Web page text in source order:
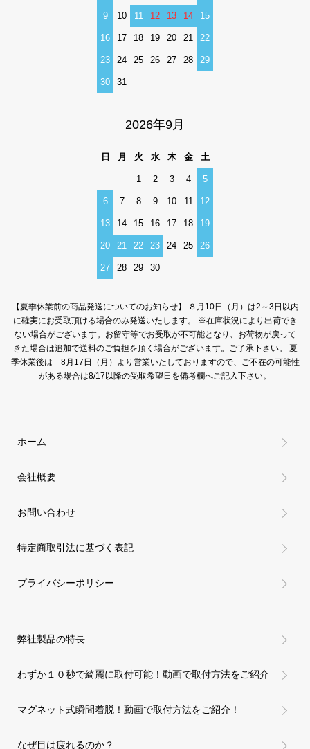
9 10 11 12 13 14 15
16 17 18 19 20 21 22
23 24 25 26 27 28 29
30 31
2026年9月
日 月 火 水 木 金 土
1 2 3 4 5
6 7 8 9 10 11 12
13 14 15 16 17 18 19
20 21 22 23 24 25 26
27 28 29 30
【夏季休業前の商品発送についてのお知らせ】 ８月10日（月）は2～3日以内
に確実にお受取頂ける場合のみ発送いたします。 ※在庫状況により出荷でき
ない場合がございます。お留守等でお受取が不可能となり、お荷物が戻って
きた場合は追加で送料のご負担を頂く場合がございます。ご了承下さい。 夏
季休業後は 8月17日（月）より営業いたしておりますので、ご不在の可能性
がある場合は8/17以降の受取希望日を備考欄へご記入下さい。
ホーム
会社概要
お問い合わせ
特定商取引法に基づく表記
プライバシーポリシー
弊社製品の特長
わずか１０秒で綺麗に取付可能！動画で取付方法をご紹介
マグネット式瞬間着脱！動画で取付方法をご紹介！
なぜ目は疲れるのか？